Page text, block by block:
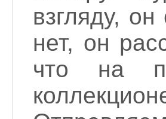
взгляду,
нет, он
что на